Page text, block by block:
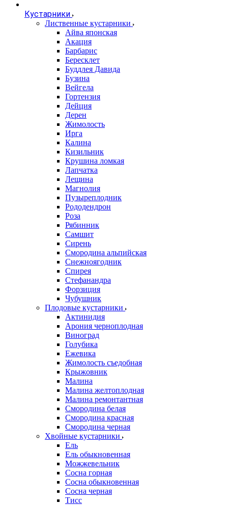
Кустарники
Лиственные кустарники
Айва японская
Акация
Барбарис
Бересклет
Буддлея Давида
Бузина
Вейгела
Гортензия
Дейция
Дерен
Жимолость
Ирга
Калина
Кизильник
Крушина ломкая
Лапчатка
Лещина
Магнолия
Пузыреплодник
Рододендрон
Роза
Рябинник
Самшит
Сирень
Смородина альпийская
Снежноягодник
Спирея
Стефанандра
Форзиция
Чубушник
Плодовые кустарники
Актинидия
Арония черноплодная
Виноград
Голубика
Ежевика
Жимолость съедобная
Крыжовник
Малина
Малина желтоплодная
Малина ремонтантная
Смородина белая
Смородина красная
Смородина черная
Хвойные кустарники
Ель
Ель обыкновенная
Можжевельник
Сосна горная
Сосна обыкновенная
Сосна черная
Тисс